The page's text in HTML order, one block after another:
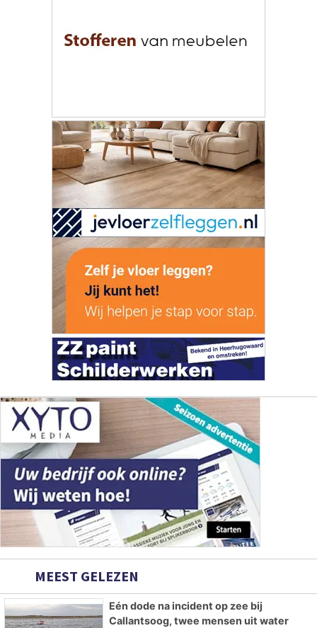
MEEST GELEZEN
Eén dode na incident op zee bij
Callantsoog, twee mensen uit water